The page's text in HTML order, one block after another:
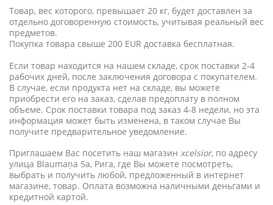
Товар, вес которого, превышает 20 кг, будет доставлен за
отдельно договоренную стоимость, учитывая реальный вес
предметов.
Покупка товара свыше 200 EUR доставка бесплатная.
Если товар находится на нашем складе, срок поставки 2-4
рабочих дней, после заключения договора с покупателем.
В случае, если продукта нет на складе, вы можете
приобрести его на заказ, сделав предоплату в полном
объеме. Срок поставки товара под заказ 4-8 недели, но эта
информация может быть изменена, в таком случае Вы
получите предварительное уведомление.
Приглашаем Вас посетить наш магазин xcelsior, по адресу
улица Blaumaņa 5a, Рига, где Вы можете посмотреть,
выбрать и получить любой, предложенный в интернет
магазине, товар. Оплата возможна наличными деньгами и
кредитной картой.